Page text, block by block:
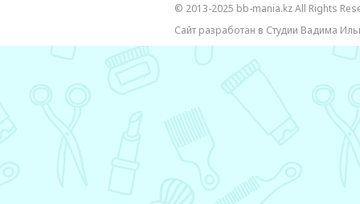
© 2013-2025 bb-mania.kz All Rights
Сайт разработан в Студии Вадима